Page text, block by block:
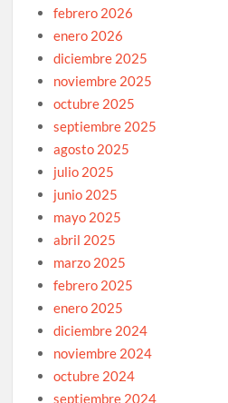
febrero 2026
enero 2026
diciembre 2025
noviembre 2025
octubre 2025
septiembre 2025
agosto 2025
julio 2025
junio 2025
mayo 2025
abril 2025
marzo 2025
febrero 2025
enero 2025
diciembre 2024
noviembre 2024
octubre 2024
septiembre 2024